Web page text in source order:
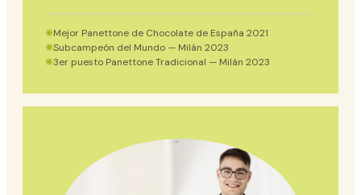
✺Mejor Panettone de Chocolate de España 2021
✺Subcampeón del Mundo — Milán 2023
✺3er puesto Panettone Tradicional — Milán 2023